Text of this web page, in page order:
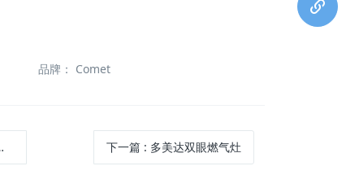
品牌 ： Comet
下一篇: 多美达双眼燃气灶